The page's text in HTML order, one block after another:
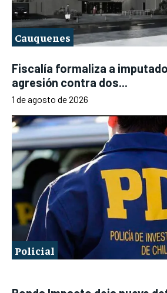
Cauquenes
Fiscalía formaliza a
agresión contra dos...
1 de agosto de 2026
Policial